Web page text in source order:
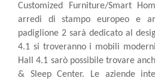
Customized Furniture/Smart
arredi di stampo europeo e
padiglione 2 sarà dedicato al
4.1 si troveranno i mobili
Hall 4.1 sarò possibile trovare
& Sleep Center. Le aziende